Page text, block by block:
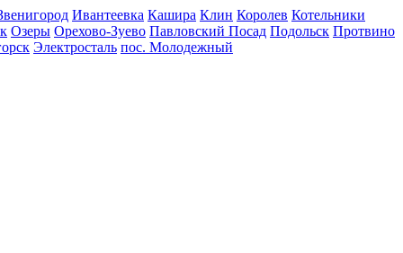
Ивантеевка Кашира Клин Королев Котельники
Озеры Орехово-Зуево Павловский Посад Подольск Протвино
Электросталь пос. Молодежный